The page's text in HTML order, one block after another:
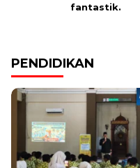
fantastik.
PENDIDIKAN